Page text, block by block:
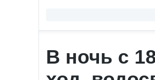
В ночь с